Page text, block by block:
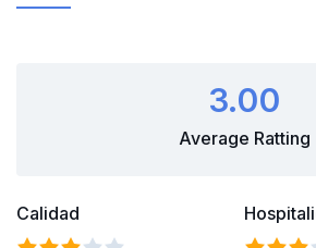
3.00
Average Ratting
Calidad